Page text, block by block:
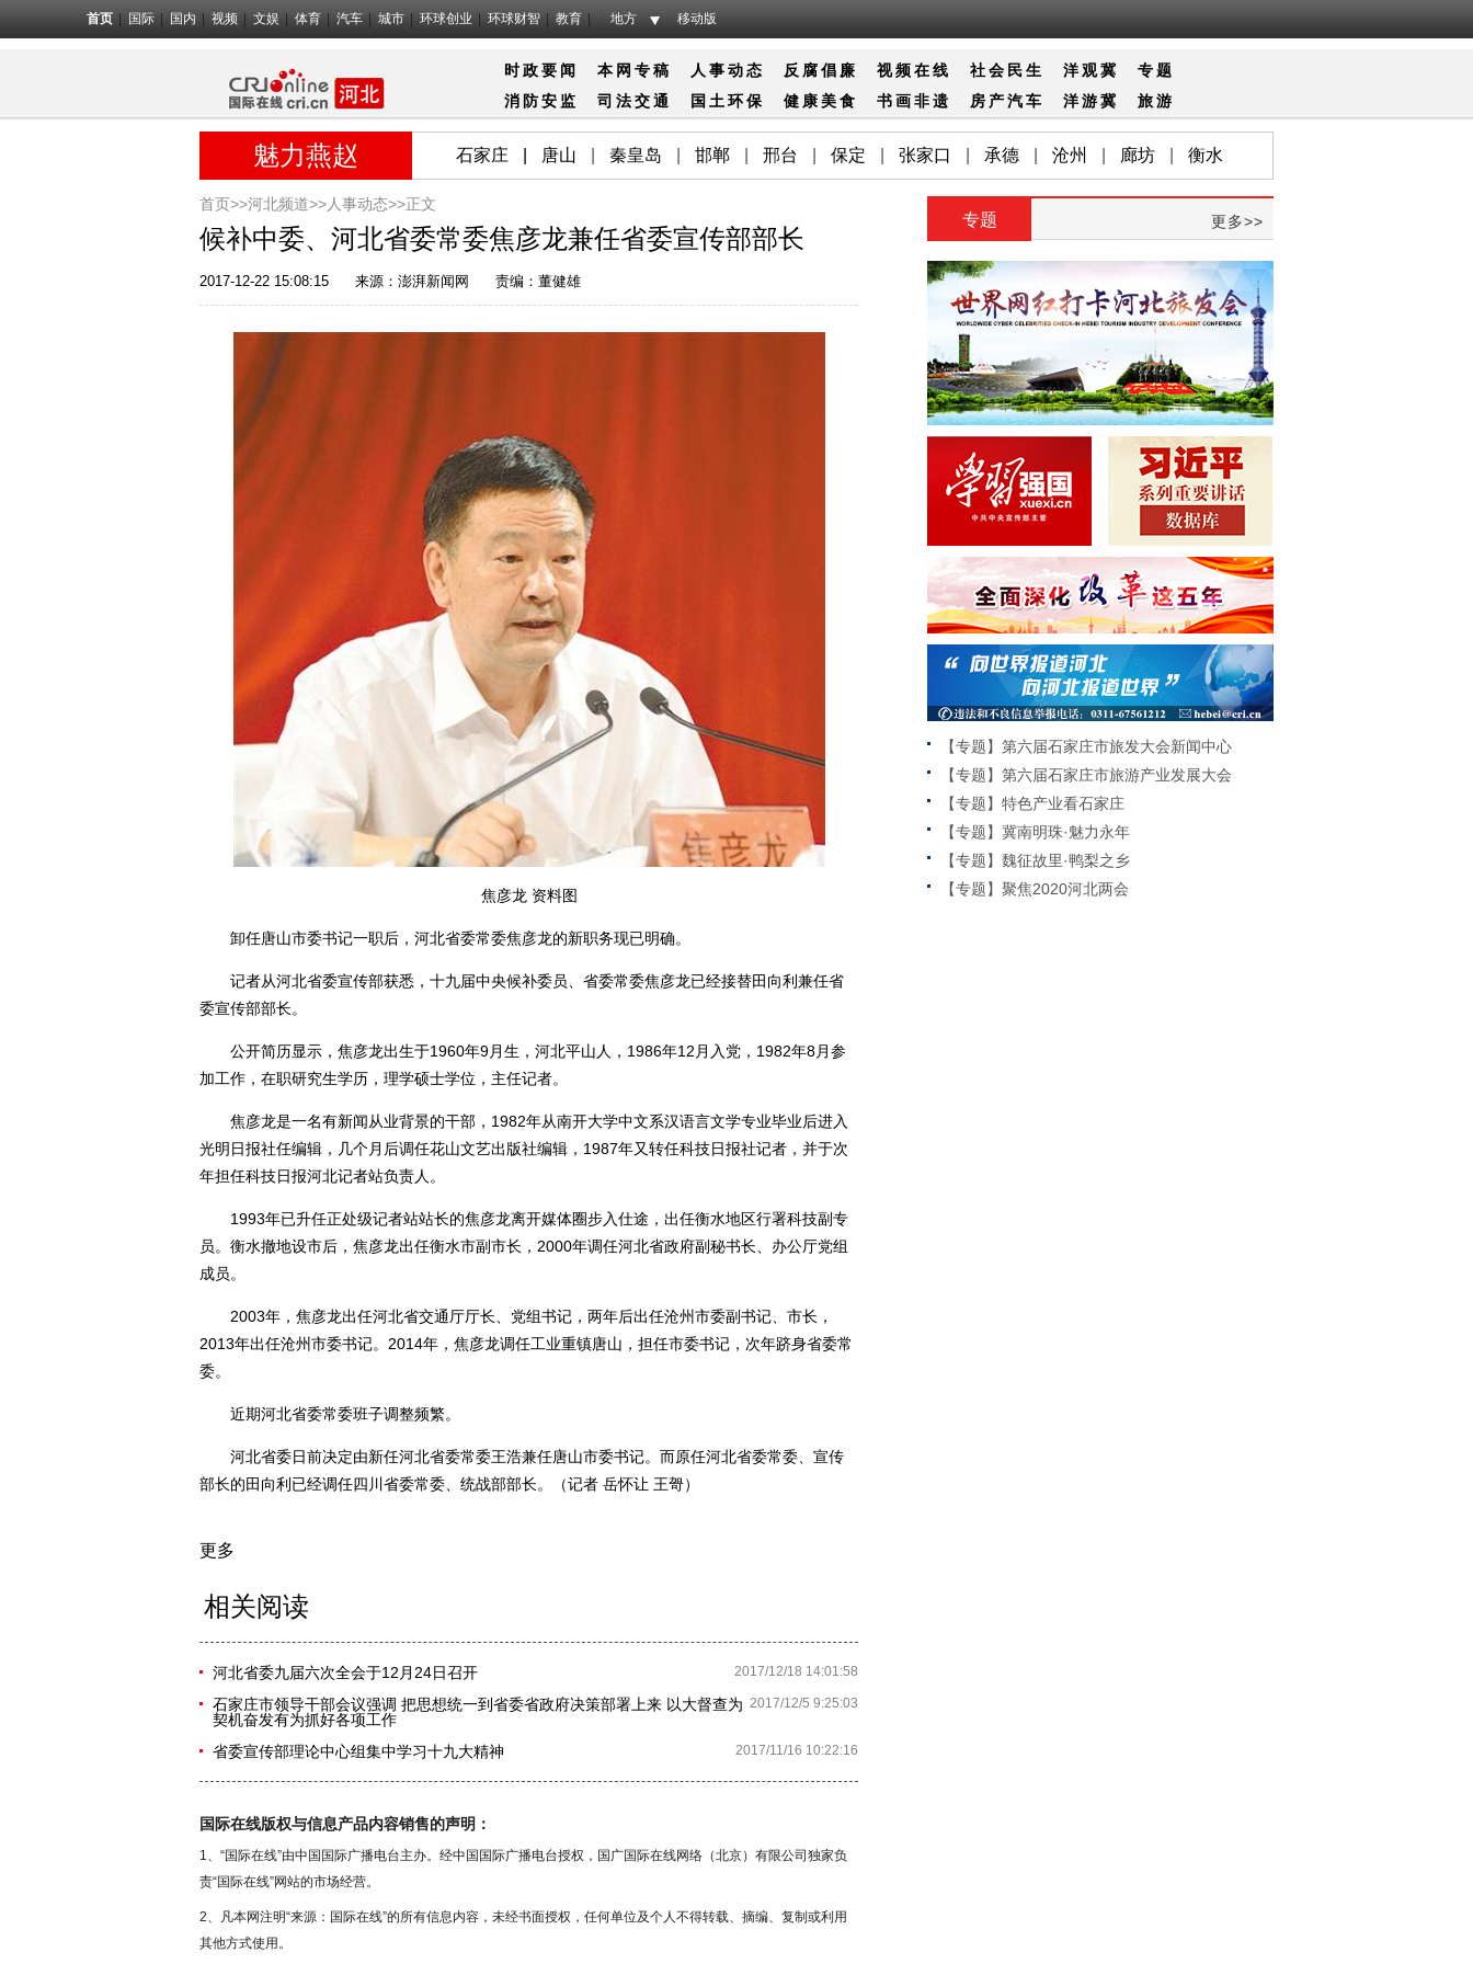
首页 国际 国内 视频 文娱 体育 汽车 城市 环球创业 环球财智 教育 地方 移动版
时政要闻 本网专稿 人事动态 反腐倡廉 视频在线 社会 民生 洋观冀
专题
消防安监 司法交通 国土 环保 健康美食 书画非遗 房产汽车 洋游冀 旅游
魅力燕赵 石家庄 唐山 秦皇岛 邯郸 邢台 保定 张家口 承德 沧州 廊坊 衡水
首页>>河北频道>>人事动态>>正文
候补中委、河北省委常委焦彦龙兼任省委宣传部部长
2017-12-22 15:08:15 来源： 澎湃新闻网 责编：董健雄
焦彦龙 资料图
卸任唐山市委书记一职后，河北省委常委焦彦龙的新职务现已明确。
记者从河北省委宣传部获悉，十九届中央候补委员、省委常委焦彦龙已经接替田向利兼任省
委宣传部部长。
公开简历显示，焦彦龙出生于1960年9月生，河北平山人，1986年12月入党，1982年8月参
加工作，在职研究生学历，理学硕士学位，主任记者。
焦彦龙是一名有新闻从业背景的干部，1982年从南开大学中文系汉语言文学专业毕业后进入
光明日报社任编辑，几个月后调任花山文艺出版社编辑，1987年又转任科技日报社记者，并于次
年担任科技日报河北记者站负责人。
1993年已升任正处级记者站站长的焦彦龙离开媒体圈步入仕途，出任衡水地区行署科技副专
员。衡水撤地设市后，焦彦龙出任衡水市副市长，2000年调任河北省政府副秘书长、办公厅党组
成员。
2003年，焦彦龙出任河北省交通厅厅长、党组书记，两年后出任沧州市委副书记、市长，
2013年出任沧州市委书记。2014年，焦彦龙调任工业重镇唐山，担任市委书记，次年跻身省委常
委。
近期河北省委常委班子调整频繁。
河北省委日前决定由新任河北省委常委王浩兼任唐山市委书记。而原任河北省委常委、宣传
部长的田向利已经调任四川省委常委、统战部部长。（记者 岳怀让 王哿）
更多
相关阅读
2017/12/18 14:01:58
河北省委九届六次全会于12月24日召开
2017/12/5 9:25:03
石家庄市领导干部会议强调 把思想统一到省委省政府决策部署上来 以大督查为
契机奋发有为抓好各项工作
2017/11/16 10:22:16
省委宣传部理论中心组集中学习十九大精神
国际在线版权与信息产品内容销售的声明：
1、“国际在线”由中国国际广播电台主办。经中国国际广播电台授权，国广国际在线网络（北京）有限公司独家负
责“国际在线”网站的市场经营。
2、凡本网注明“来源：国际在线”的所有信息内容，未经书面授权，任何单位及个人不得转载、摘编、复制或利用
其他方式使用。
专题 更多>>
【专题】第六届石家庄市旅发大会新闻中心
【专题】第六届石家庄市旅游产业发展大会
【专题】特色产业看石家庄
【专题】冀南明珠·魅力永年
【专题】魏征故里·鸭梨之乡
【专题】聚焦2020河北两会